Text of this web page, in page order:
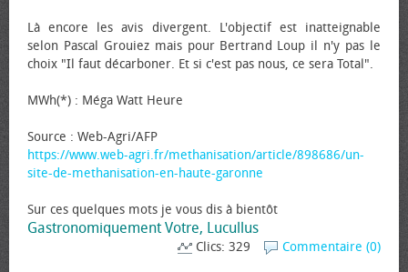
Là encore les avis divergent. L'objectif est inatteignable
selon Pascal Grouiez mais pour Bertrand Loup il n'y pas le
choix "Il faut décarboner. Et si c'est pas nous, ce sera Total".
MWh(*) : Méga Watt Heure
Source : Web-Agri/AFP
https://www.web-agri.fr/methanisation/article/898686/un-
site-de-methanisation-en-haute-garonne
Sur ces quelques mots je vous dis à bientôt
Gastronomiquement Votre, Lucullus
Commentaire (0)
Clics: 329